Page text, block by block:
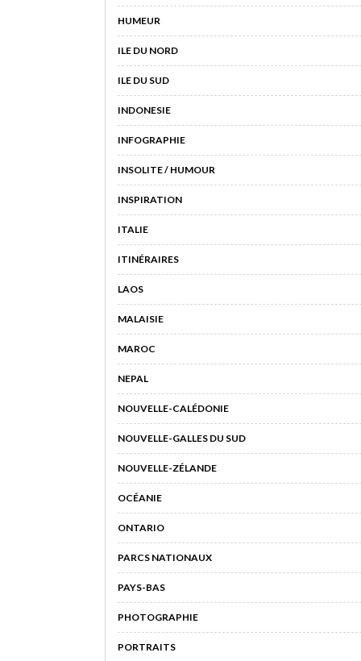
HUMEUR
ILE DU NORD
ILE DU SUD
INDONESIE
INFOGRAPHIE
INSOLITE / HUMOUR
INSPIRATION
ITALIE
ITINÉRAIRES
LAOS
MALAISIE
MAROC
NEPAL
NOUVELLE-CALÉDONIE
NOUVELLE-GALLES DU SUD
NOUVELLE-ZÉLANDE
OCÉANIE
ONTARIO
PARCS NATIONAUX
PAYS-BAS
PHOTOGRAPHIE
PORTRAITS